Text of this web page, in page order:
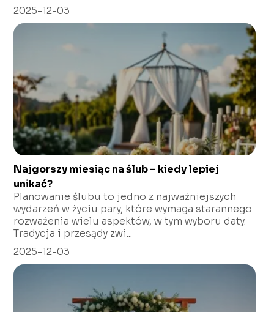
2025-12-03
Najgorszy miesiąc na ślub – kiedy lepiej
unikać?
Planowanie ślubu to jedno z najważniejszych
wydarzeń w życiu pary, które wymaga starannego
rozważenia wielu aspektów, w tym wyboru daty.
Tradycja i przesądy zwi...
2025-12-03